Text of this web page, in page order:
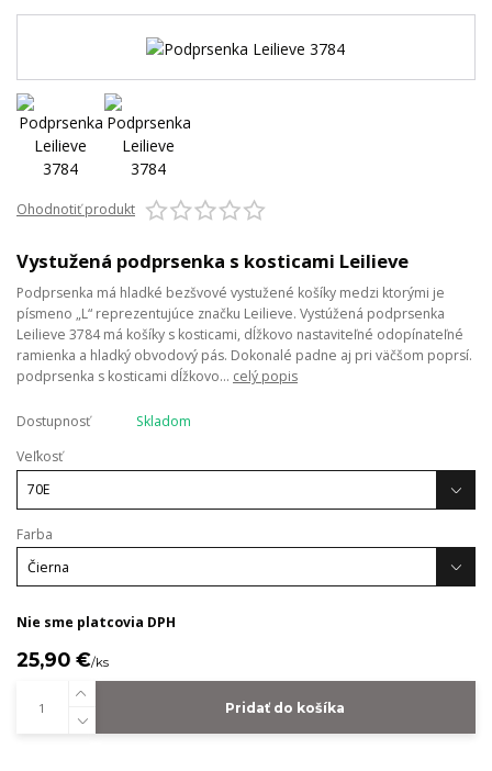
Ohodnotiť produkt
Vystužená podprsenka s kosticami Leilieve
Podprsenka má hladké bezšvové vystužené košíky medzi ktorými je
písmeno „L“ reprezentujúce značku Leilieve. Vystúžená podprsenka
Leilieve 3784 má košíky s kosticami, dĺžkovo nastaviteľné odopínateľné
ramienka a hladký obvodový pás. Dokonalé padne aj pri väčšom poprsí.
podprsenka s kosticami dĺžkovo... celý popis
Dostupnosť
Skladom
Veľkosť
Farba
Nie sme platcovia DPH
25,90 €/ks
Pridať do košíka